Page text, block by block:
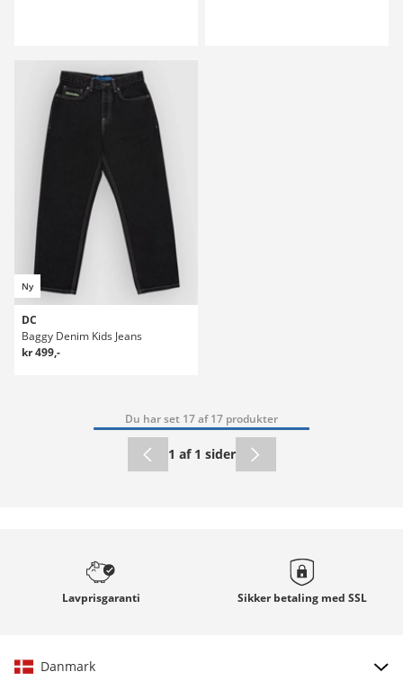
Ny
DC
Baggy Denim Kids Jeans
kr 499,-
Du har set 17 af 17 produkter
1 af 1 sider
Lavprisgaranti Sikker betaling med SSL
Danmark